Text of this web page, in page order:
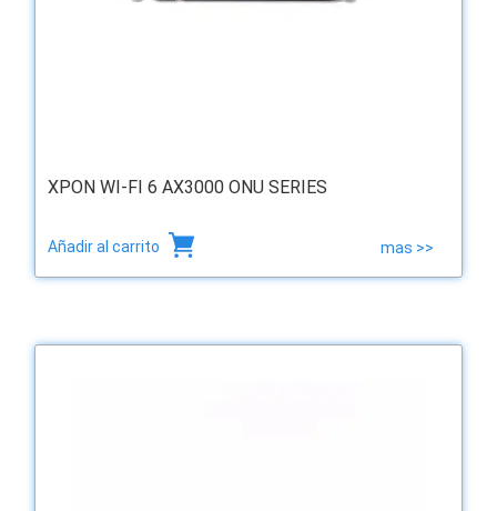
XPON WI-FI 6 AX3000 ONU SERIES
Añadir al carrito mas >>